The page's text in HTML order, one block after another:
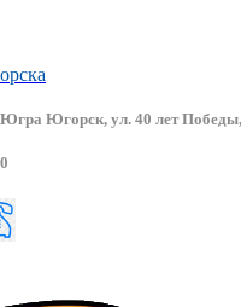
Югорск, ул. 40 лет